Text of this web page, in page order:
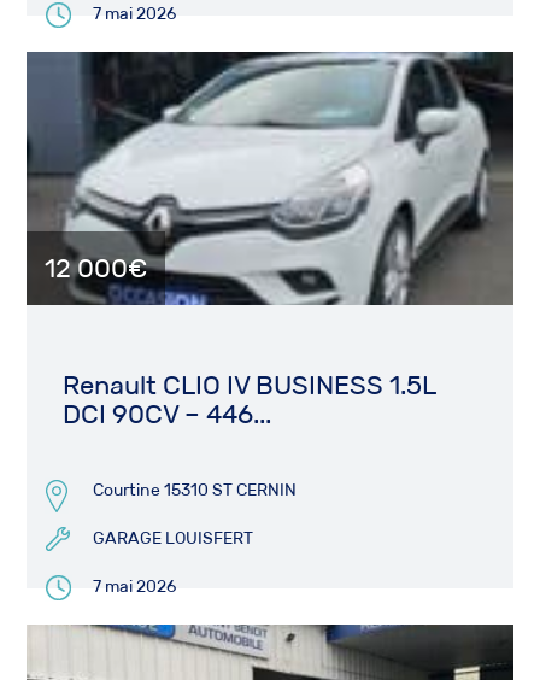
7 mai 2026
12 000€
Renault CLIO IV BUSINESS 1.5L
DCI 90CV – 446...
Courtine 15310 ST CERNIN
GARAGE LOUISFERT
7 mai 2026